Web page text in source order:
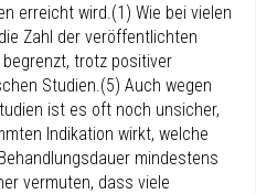
erreicht wird.(1) Wie bei vielen
Zahl der veröffentlichten
trotz positiver
Studien.(5) Auch wegen
ist es oft noch unsicher,
Indikation wirkt, welche
mindestens
vermuten, dass viele